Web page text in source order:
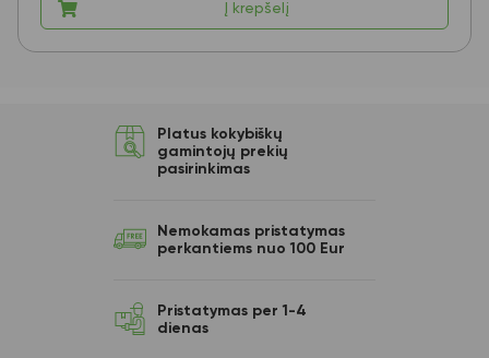
Į krepšelį
Platus kokybiškų
gamintojų prekių
pasirinkimas
Nemokamas pristatymas
perkantiems nuo 100 Eur
Pristatymas per 1-4
dienas